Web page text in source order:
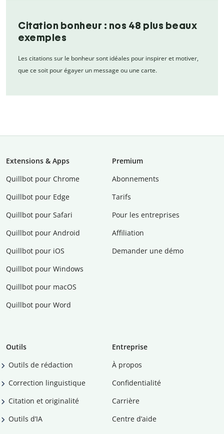
Citation bonheur : nos 48 plus beaux
exemples
Les citations sur le bonheur sont idéales pour inspirer et motiver,
que ce soit pour égayer un message ou une carte.
Extensions & Apps
Quillbot pour Chrome
Quillbot pour Edge
Quillbot pour Safari
Quillbot pour Android
Quillbot pour iOS
Quillbot pour Windows
Quillbot pour macOS
Quillbot pour Word
Premium
Abonnements
Tarifs
Pour les entreprises
Affiliation
Demander une démo
Outils
Outils de rédaction
Correction linguistique
Citation et originalité
Outils d’IA
Entreprise
À propos
Confidentialité
Carrière
Centre d’aide